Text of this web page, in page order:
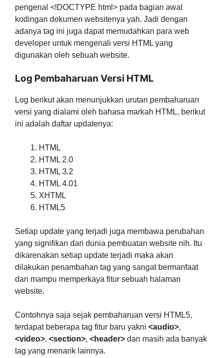
pengenal <!DOCTYPE html> pada bagian awal
kodingan dokumen websitenya yah. Jadi dengan
adanya tag ini juga dapat memudahkan para web
developer untuk mengenali versi HTML yang
digunakan oleh sebuah website.
Log Pembaharuan Versi HTML
Log berikut akan menunjukkan urutan pembaharuan
versi yang dialami oleh bahasa markah HTML, berikut
ini adalah daftar updatenya:
HTML
HTML 2.0
HTML 3.2
HTML 4.01
XHTML
HTML5
Setiap update yang terjadi juga membawa perubahan
yang signifikan dari dunia pembuatan website nih. Itu
dikarenakan setiap update terjadi maka akan
dilakukan penambahan tag yang sangat bermanfaat
dan mampu memperkaya fitur sebuah halaman
website.
Contohnya saja sejak pembaharuan versi HTML5,
terdapat beberapa tag fitur baru yakni <audio>,
<video>, <section>, <header> dan masih ada banyak
tag yang menarik lainnya.